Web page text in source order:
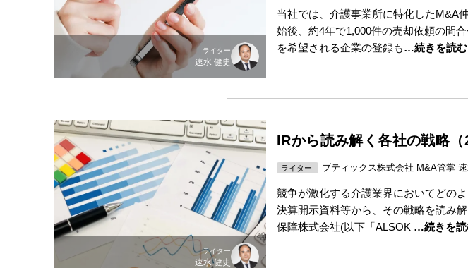
ライター
速水 健史
当社では、介護事業所に特化したM&A
始後、約4年で1,000件の売却依頼の問
を希望される企業の登録も…続きを読む
ライター
速水 健史
IRから読み解く各社の戦略（2
ライター ブティックス株式会社 M&A管掌
競争が激化する介護業界においてどの
決算開示資料等から、その戦略を読み
保障株式会社(以下「ALSOK …続きを読